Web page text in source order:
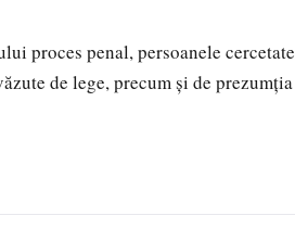
proces penal, persoanele cercetate
de lege, precum și de prezumția